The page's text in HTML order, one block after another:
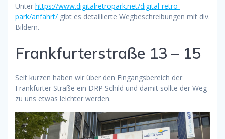
Unter https://www.digitalretropark.net/digital-retro-
park/anfahrt/ gibt es detaillierte Wegbeschreibungen mit div.
Bildern.
Frankfurterstraße 13 – 15
Seit kurzen haben wir über den Eingangsbereich der
Frankfurter Straße ein DRP Schild und damit sollte der Weg
zu uns etwas leichter werden.